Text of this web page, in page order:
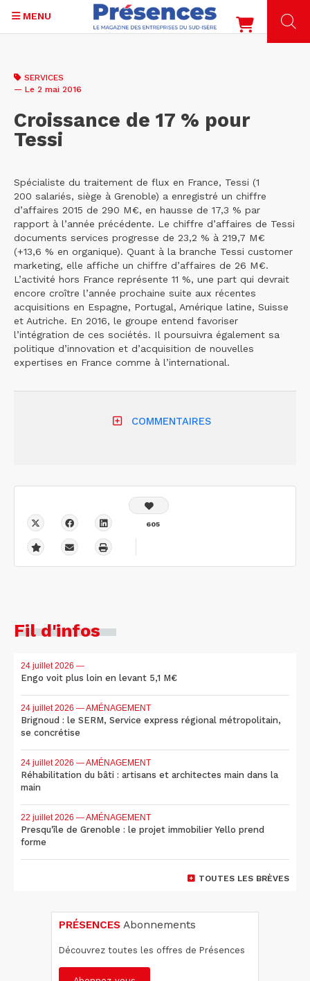
contenu
MENU
SERVICES
— Le 2 mai 2016
Croissance de 17 % pour
Tessi
Spécialiste du traitement de flux en France, Tessi (1
200 salariés, siège à Grenoble) a enregistré un chiffre
d’affaires 2015 de 290 M€, en hausse de 17,3 % par
rapport à l’année précédente. Le chiffre d’affaires de Tessi
documents services progresse de 23,2 % à 219,7 M€
(+13,6 % en organique). Quant à la branche Tessi customer
marketing, elle affiche un chiffre d’affaires de 26 M€.
L’activité hors France représente 11 %, une part qui devrait
encore croître l’année prochaine suite aux récentes
acquisitions en Espagne, Portugal, Amérique latine, Suisse
et Autriche. En 2016, le groupe entend favoriser
l’intégration de ces sociétés. Il poursuivra également sa
politique d’innovation et d’acquisition de nouvelles
expertises en France comme à l’international.
COMMENTAIRES
605
Fil d'infos
24 juillet 2026 —
Engo voit plus loin en levant 5,1 M€
24 juillet 2026 — AMÉNAGEMENT
Brignoud : le SERM, Service express régional métropolitain,
se concrétise
24 juillet 2026 — AMÉNAGEMENT
Réhabilitation du bâti : artisans et architectes main dans la
main
22 juillet 2026 — AMÉNAGEMENT
Presqu'île de Grenoble : le projet immobilier Yello prend
forme
TOUTES LES BRÈVES
PRÉSENCES Abonnements
Découvrez toutes les offres de Présences